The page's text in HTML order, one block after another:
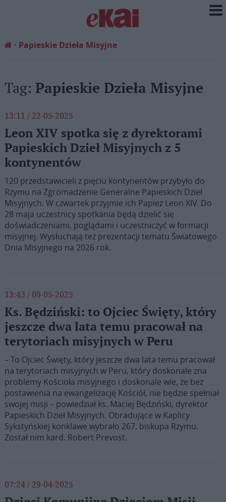
Papieskie Dzieła Misyjne
Tag: Papieskie Dzieła Misyjne
13:11 / 22-05-2025
Leon XIV spotka się z dyrektorami
Papieskich Dzieł Misyjnych z 5
kontynentów
120 przedstawicieli z pięciu kontynentów przybyło do
Rzymu na Zgromadzenie Generalne Papieskich Dzieł
Misyjnych. W czwartek przyjmie ich Papież Leon XIV. Do
28 maja uczestnicy spotkania będą dzielić się
doświadczeniami, poglądami i uczestniczyć w formacji
misyjnej. Wysłuchają też prezentacji tematu Światowego
Dnia Misyjnego na 2026 rok.
13:43 / 09-05-2025
Ks. Będziński: to Ojciec Święty, który
jeszcze dwa lata temu pracował na
terytoriach misyjnych w Peru
– To Ojciec Święty, który jeszcze dwa lata temu pracował
na terytoriach misyjnych w Peru, który doskonale zna
problemy Kościoła misyjnego i doskonale wie, że bez
postawienia na ewangelizację Kościół, nie będzie spełniał
swojej misji – powiedział ks. Maciej Będziński, dyrektor
Papieskich Dzieł Misyjnych. Obradujące w Kaplicy
Sykstyńskiej konklawe wybrało 267. biskupa Rzymu.
Został nim kard. Robert Prevost.
07:24 / 29-04-2025